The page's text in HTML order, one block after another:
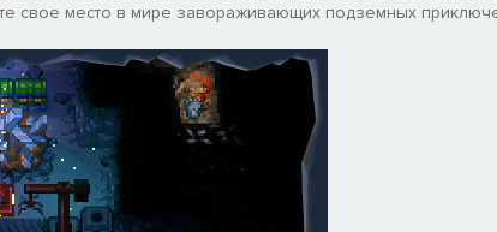
свое место в мире завораживающих подземных